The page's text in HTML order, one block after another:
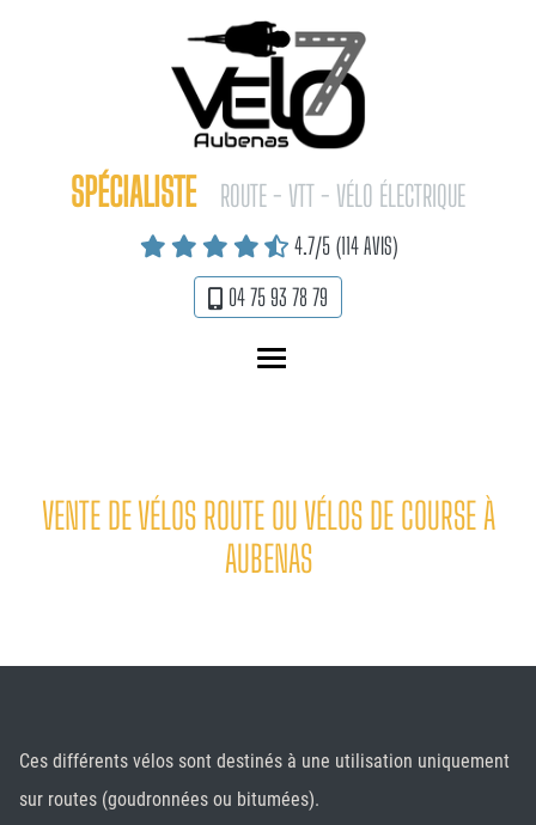
SPÉCIALISTE ROUTE - VTT - VÉLO ÉLECTRIQUE
4.7/5 (114 AVIS)
04 75 93 78 79
VENTE DE VÉLOS ROUTE OU VÉLOS DE COURSE À
AUBENAS
Ces différents vélos sont destinés à une utilisation uniquement
sur routes (goudronnées ou bitumées).